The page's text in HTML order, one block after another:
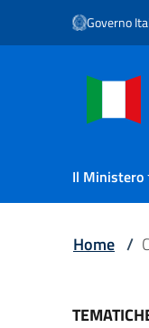
Vai ai contenuti
Vai al menu di
Governo
Il Ministero
Home /